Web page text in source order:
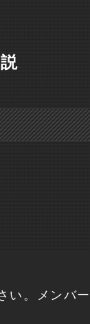
い。メンバ